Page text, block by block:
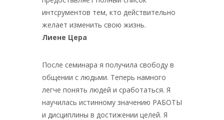
интсрументов тем, кто действительно
желает изменить свою жизнь.
Лиене Цера
После семинара я получила свободу в
общении с людьми. Теперь намного
легче понять людей и сработаться. Я
научилась истинному значению РАБОТЫ
и дисциплины в достижении целей. Я